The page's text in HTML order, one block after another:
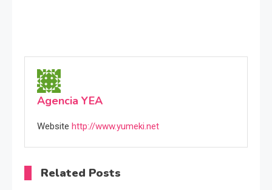
Agencia YEA
Website http://www.yumeki.net
Related Posts